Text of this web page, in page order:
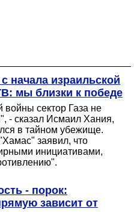
начала израильской
мы близки к победе
сектор Газа не
- сказал Исмаил Хания,
в тайном убежище.
заявил, что
инициативами,
- порок:
зависит от